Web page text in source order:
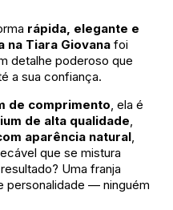
rápida, elegante e
na Tiara Giovana foi
detalhe poderoso que
a sua confiança.
de comprimento, ela é
de alta qualidade,
aparência natural,
que se mistura
Uma franja
personalidade — ninguém